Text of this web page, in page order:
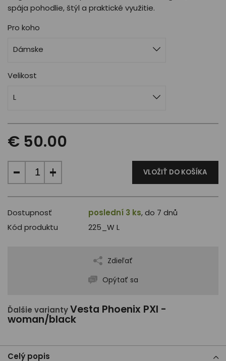
spája pohodlie, štýl a praktické využitie.
Pro koho
Dámske
Velikost
L
€ 50.00
VLOŽIŤ DO KOŠÍKA
Dostupnosť poslední 3 ks, do 7 dnů
Kód produktu
225_W L
Zdieľať
Opýtať sa
Ďalšie varianty Vesta Phoenix PXI -
woman/black
Celý popis